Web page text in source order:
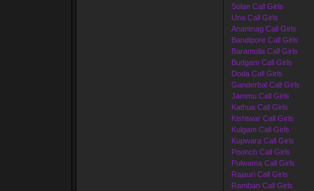
Solan Call Girls
Una Call Girls
Anantnag Call Girls
Bandipore Call Girls
Baramulla Call Girls
Budgam Call Girls
Doda Call Girls
Ganderbal Call Girls
Jammu Call Girls
Kathua Call Girls
Kishtwar Call Girls
Kulgam Call Girls
Kupwara Call Girls
Poonch Call Girls
Pulwama Call Girls
Rajauri Call Girls
Ramban Call Girls